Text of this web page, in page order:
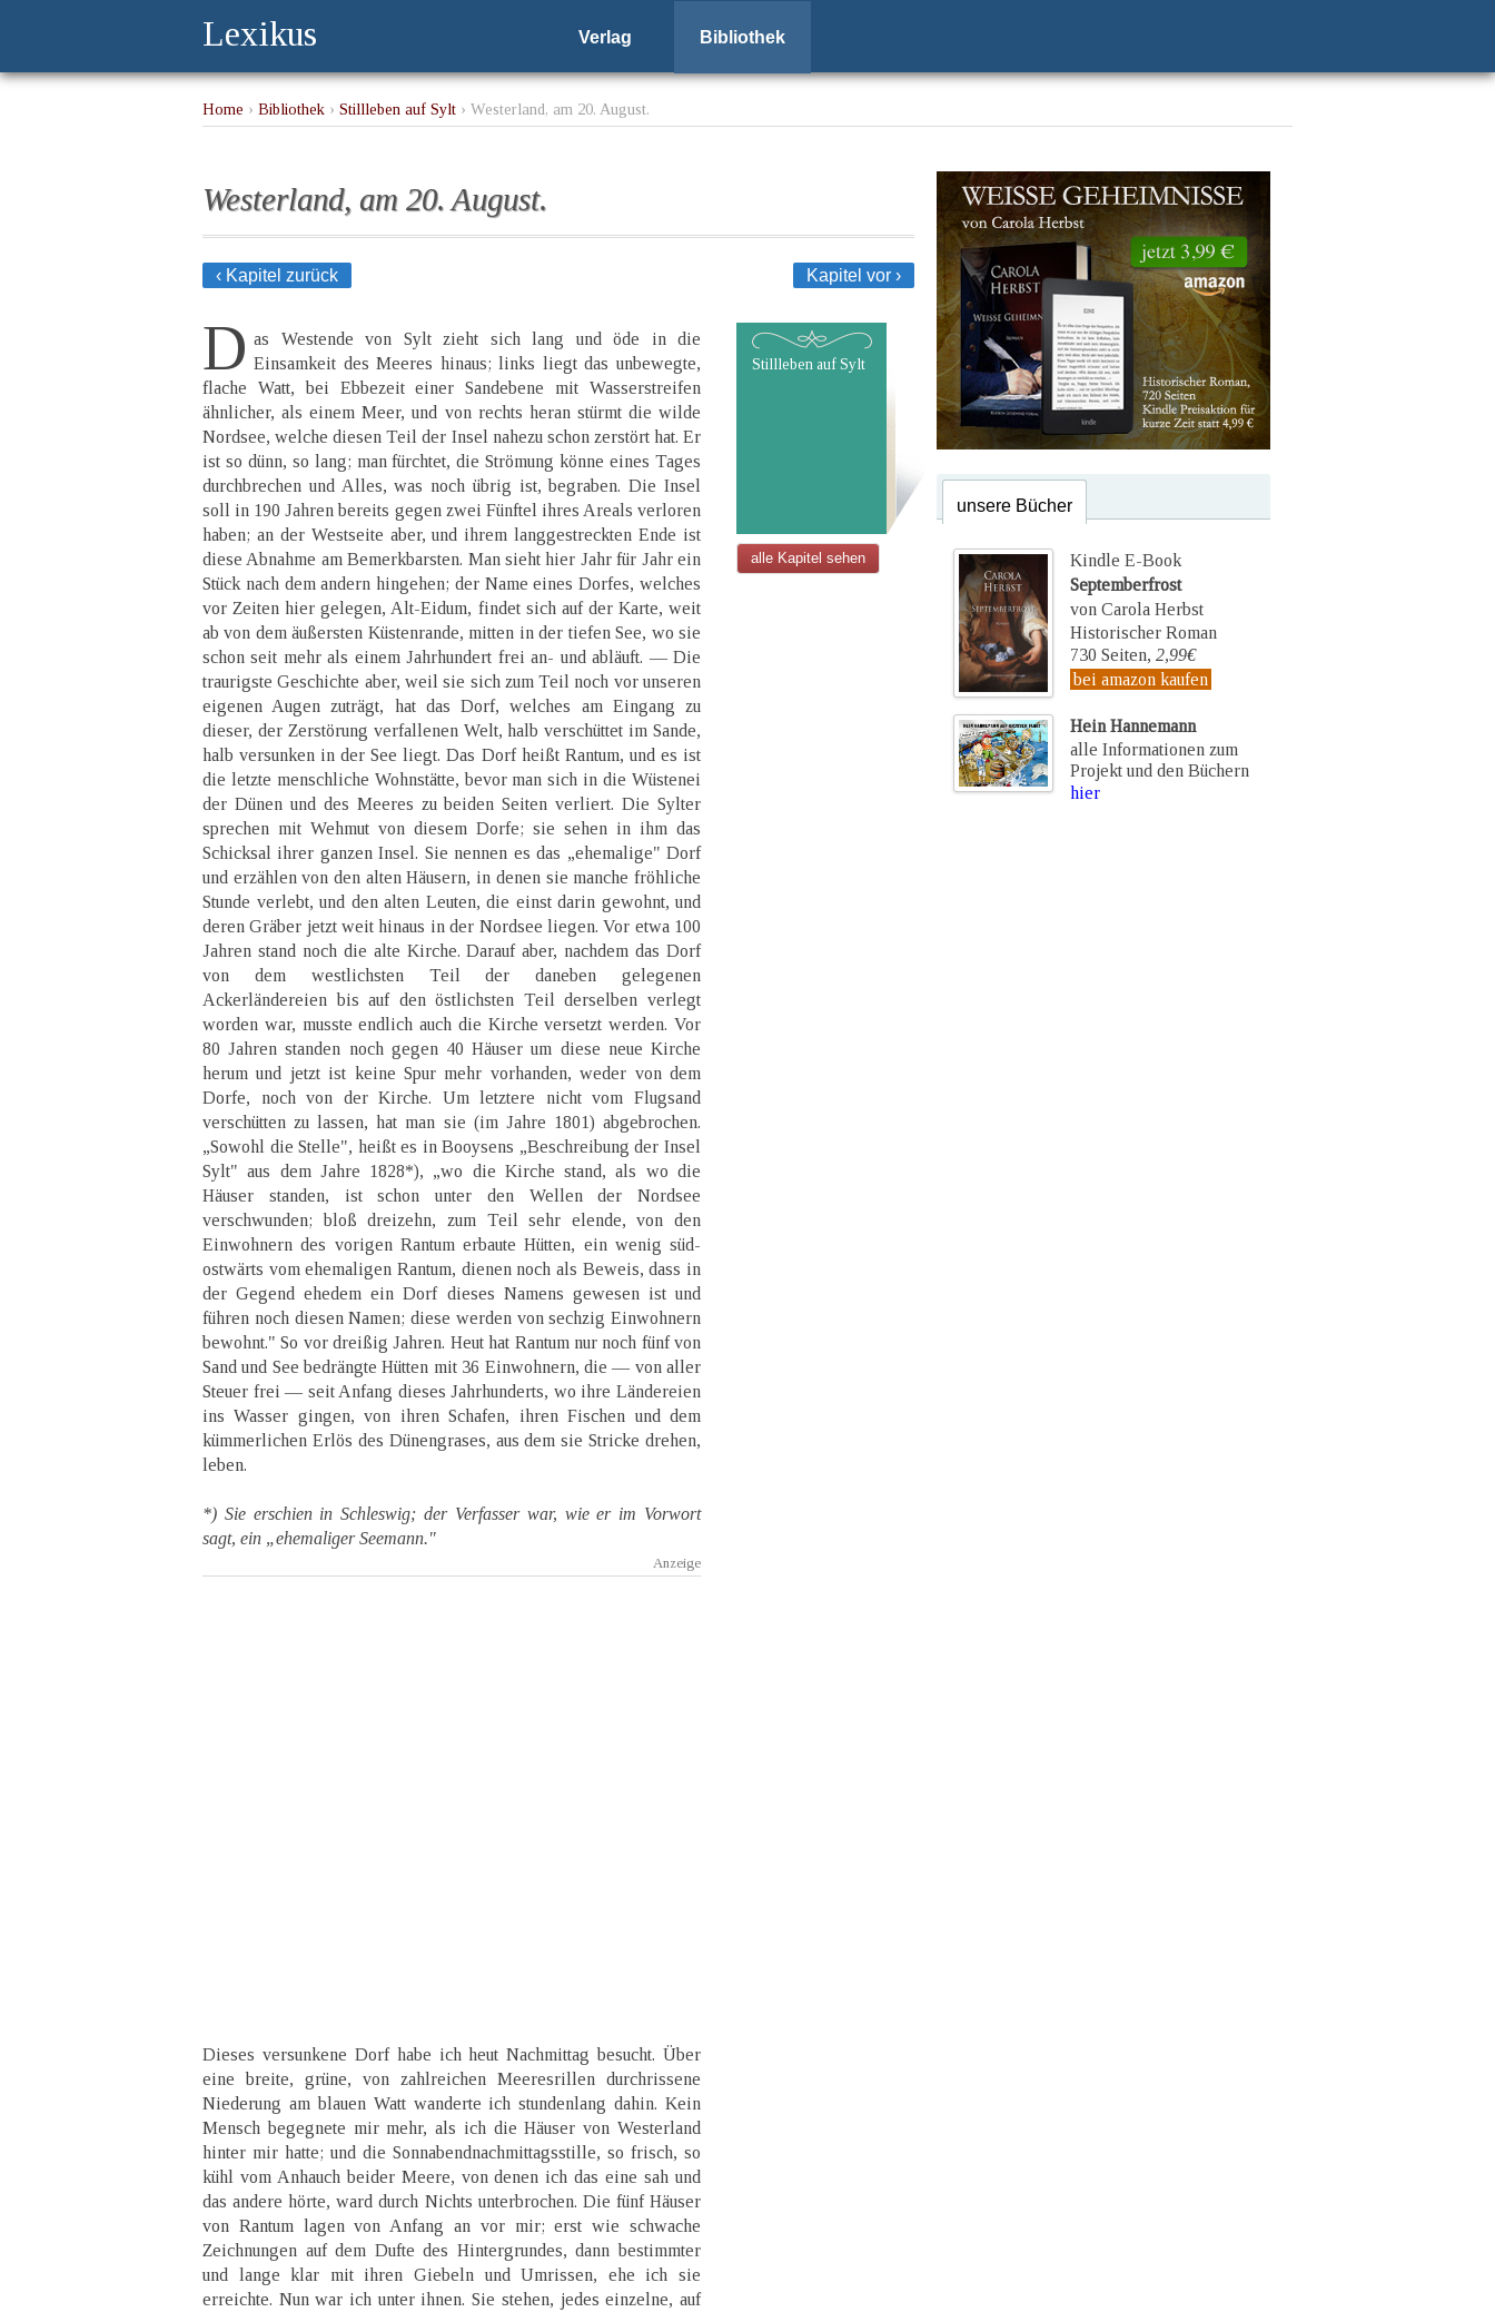
Lexikus Verlag Bibliothek
Home › Bibliothek › Stillleben auf Sylt › Westerland, am 20. August.
Westerland, am 20. August.
‹ Kapitel zurück Kapitel vor ›
D as Westende von Sylt zieht sich lang und öde in die
Einsamkeit des Meeres hinaus; links liegt das unbewegte,
flache Watt, bei Ebbezeit einer Sandebene mit Wasserstreifen
ähnlicher, als einem Meer, und von rechts heran stürmt die wilde
Nordsee, welche diesen Teil der Insel nahezu schon zerstört hat. Er
ist so dünn, so lang; man fürchtet, die Strömung könne eines Tages
durchbrechen und Alles, was noch übrig ist, begraben. Die Insel
soll in 190 Jahren bereits gegen zwei Fünftel ihres Areals verloren
haben; an der Westseite aber, und ihrem langgestreckten Ende ist
diese Abnahme am Bemerkbarsten. Man sieht hier Jahr für Jahr ein
Stück nach dem andern hingehen; der Name eines Dorfes, welches
vor Zeiten hier gelegen, Alt-Eidum, findet sich auf der Karte, weit
ab von dem äußersten Küstenrande, mitten in der tiefen See, wo sie
schon seit mehr als einem Jahrhundert frei an- und abläuft. — Die
traurigste Geschichte aber, weil sie sich zum Teil noch vor unseren
eigenen Augen zuträgt, hat das Dorf, welches am Eingang zu
dieser, der Zerstörung verfallenen Welt, halb verschüttet im Sande,
halb versunken in der See liegt. Das Dorf heißt Rantum, und es ist
die letzte menschliche Wohnstätte, bevor man sich in die Wüstenei
der Dünen und des Meeres zu beiden Seiten verliert. Die Sylter
sprechen mit Wehmut von diesem Dorfe; sie sehen in ihm das
Schicksal ihrer ganzen Insel. Sie nennen es das „ehemalige" Dorf
und erzählen von den alten Häusern, in denen sie manche fröhliche
Stunde verlebt, und den alten Leuten, die einst darin gewohnt, und
deren Gräber jetzt weit hinaus in der Nordsee liegen. Vor etwa 100
Jahren stand noch die alte Kirche. Darauf aber, nachdem das Dorf
von dem westlichsten Teil der daneben gelegenen
Ackerländereien bis auf den östlichsten Teil derselben verlegt
worden war, musste endlich auch die Kirche versetzt werden. Vor
80 Jahren standen noch gegen 40 Häuser um diese neue Kirche
herum und jetzt ist keine Spur mehr vorhanden, weder von dem
Dorfe, noch von der Kirche. Um letztere nicht vom Flugsand
verschütten zu lassen, hat man sie (im Jahre 1801) abgebrochen.
„Sowohl die Stelle", heißt es in Booysens „Beschreibung der Insel
Sylt" aus dem Jahre 1828*), „wo die Kirche stand, als wo die
Häuser standen, ist schon unter den Wellen der Nordsee
verschwunden; bloß dreizehn, zum Teil sehr elende, von den
Einwohnern des vorigen Rantum erbaute Hütten, ein wenig süd-
ostwärts vom ehemaligen Rantum, dienen noch als Beweis, dass in
der Gegend ehedem ein Dorf dieses Namens gewesen ist und
führen noch diesen Namen; diese werden von sechzig Einwohnern
bewohnt." So vor dreißig Jahren. Heut hat Rantum nur noch fünf von
Sand und See bedrängte Hütten mit 36 Einwohnern, die — von aller
Steuer frei — seit Anfang dieses Jahrhunderts, wo ihre Ländereien
ins Wasser gingen, von ihren Schafen, ihren Fischen und dem
kümmerlichen Erlös des Dünengrases, aus dem sie Stricke drehen,
leben.
*) Sie erschien in Schleswig; der Verfasser war, wie er im Vorwort
sagt, ein „ehemaliger Seemann."
Dieses versunkene Dorf habe ich heut Nachmittag besucht. Über
eine breite, grüne, von zahlreichen Meeresrillen durchrissene
Niederung am blauen Watt wanderte ich stundenlang dahin. Kein
Mensch begegnete mir mehr, als ich die Häuser von Westerland
hinter mir hatte; und die Sonnabendnachmittagsstille, so frisch, so
kühl vom Anhauch beider Meere, von denen ich das eine sah und
das andere hörte, ward durch Nichts unterbrochen. Die fünf Häuser
von Rantum lagen von Anfang an vor mir; erst wie schwache
Zeichnungen auf dem Dufte des Hintergrundes, dann bestimmter
und lange klar mit ihren Giebeln und Umrissen, ehe ich sie
erreichte. Nun war ich unter ihnen. Sie stehen, jedes einzelne, auf
Stillleben auf Sylt
alle Kapitel sehen
unsere Bücher
Kindle E-Book
Septemberfrost
von Carola Herbst
Historischer Roman
730 Seiten, 2,99€
bei amazon kaufen
Hein Hannemann
alle Informationen zum
Projekt und den Büchern
hier